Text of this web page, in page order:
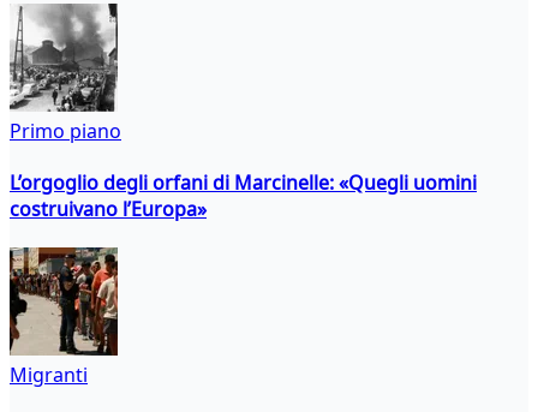
Primo piano
L’orgoglio degli orfani di Marcinelle: «Quegli uomini
costruivano l’Europa»
Migranti